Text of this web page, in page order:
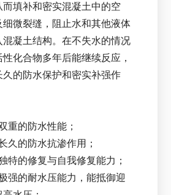
填补和密实混凝土中的空
细微裂缝，阻止水和其他液体
混凝土结构。在不失水的情况
化合物多年后能继续反应，
久的防水保护和密实补强作
重的防水性能；
久的防水抗渗作用；
特的修复与自我修复能力；
强的耐水压能力，能抵御迎